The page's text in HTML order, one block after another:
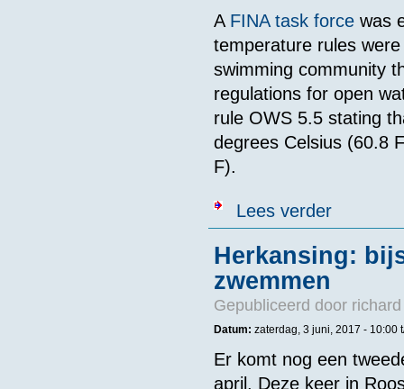
A FINA task forcewas
temperature rules
swimming community
regulations for open
rule OWS 5.5 stating
degrees Celsius (60.8
F).
Lees verderover Here We
Herkansing:
zwemmen
Gepubliceerd door
Datum: zaterdag, 3 juni, 2017 - 10:00
Er komt nog een
april. Deze keer in